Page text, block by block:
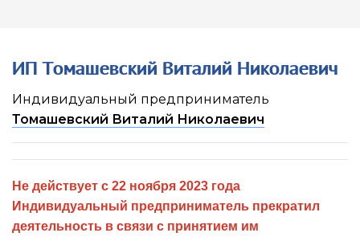
ИП Томашевский Виталий Николаевич
Индивидуальный предприниматель
Томашевский Виталий Николаевич
Не действует с 22 ноября 2023 года
Индивидуальный предприниматель прекратил
деятельность в связи с принятием им